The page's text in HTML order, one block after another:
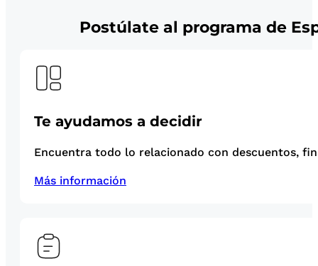
Postúlate al programa de
Te ayudamos a decidir
Encuentra todo lo relacionado con descuentos,
Más información